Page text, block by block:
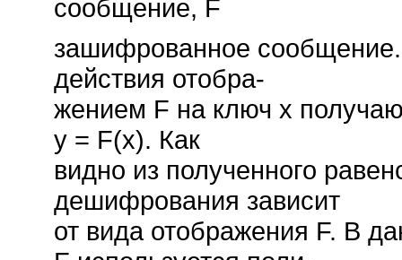
сообщение, F 
зашифрованное сообщение.
действия отобра-
жением F на ключ x
y = F(x). Как
видно из полученного
дешифрования зависит
от вида отображения F. В